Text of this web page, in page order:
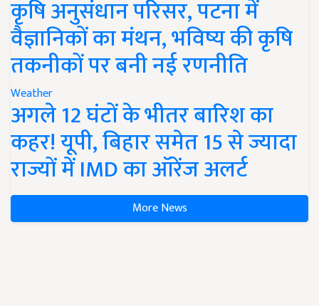
कृषि अनुसंधान परिसर, पटना में
वैज्ञानिकों का मंथन, भविष्य की कृषि
तकनीकों पर बनी नई रणनीति
Weather
अगले 12 घंटों के भीतर बारिश का
कहर! यूपी, बिहार समेत 15 से ज्यादा
राज्यों में IMD का ऑरेंज अलर्ट
More News